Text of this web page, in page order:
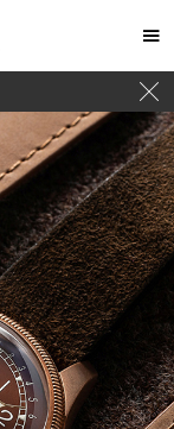

